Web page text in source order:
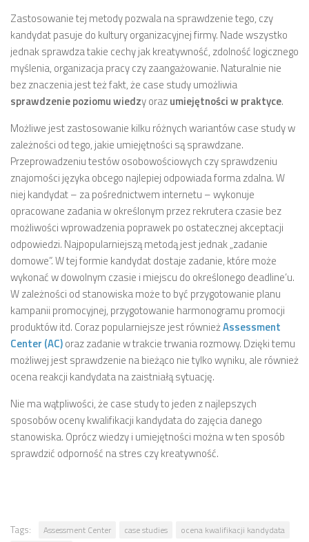
Zastosowanie tej metody pozwala na sprawdzenie tego, czy
kandydat pasuje do kultury organizacyjnej firmy. Nade wszystko
jednak sprawdza takie cechy jak kreatywność, zdolność logicznego
myślenia, organizacja pracy czy zaangażowanie. Naturalnie nie
bez znaczenia jest też fakt, że case study umożliwia
sprawdzenie poziomu wiedzy orazumiejętności w praktyce.
Możliwe jest zastosowanie kilku różnych wariantów case study w
zależności od tego, jakie umiejętności są sprawdzane.
Przeprowadzeniu testów osobowościowych czy sprawdzeniu
znajomości języka obcego najlepiej odpowiada forma zdalna. W
niej kandydat – za pośrednictwem internetu – wykonuje
opracowane zadania w określonym przez rekrutera czasie bez
możliwości wprowadzenia poprawek po ostatecznej akceptacji
odpowiedzi. Najpopularniejszą metodą jest jednak „zadanie
domowe”. W tej formie kandydat dostaje zadanie, które może
wykonać w dowolnym czasie i miejscu do określonego deadline’u.
W zależności od stanowiska może to być przygotowanie planu
kampanii promocyjnej, przygotowanie harmonogramu promocji
produktów itd. Coraz popularniejsze jest równieżAssessment
Center (AC)oraz zadanie w trakcie trwania rozmowy. Dzięki temu
możliwej jest sprawdzenie na bieżąco nie tylko wyniku, ale również
ocena reakcji kandydata na zaistniałą sytuację.
Nie ma wątpliwości, że case study to jeden z najlepszych
sposobów oceny kwalifikacji kandydata do zajęcia danego
stanowiska. Oprócz wiedzy i umiejętności można w ten sposób
sprawdzić odporność na stres czy kreatywność.
Tags: Assessment Center case studies
ocena kwalifikacji kandydata